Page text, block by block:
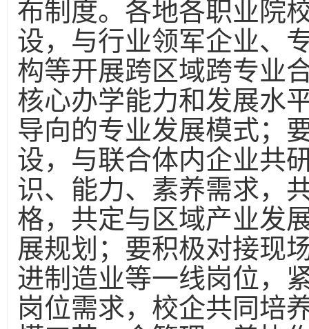
布制度。各地各职业院
设，与行业领军企业、
构等开展跨区域跨专业
核心办学能力和发展水
导向的专业发展模式；
设，与联合体内企业共
识、能力、素养需求，
格，共定与区域产业发
展规划；要积极对接现
进制造业等一线岗位，
岗位需求，校企共同培